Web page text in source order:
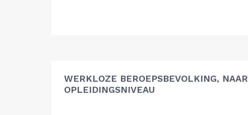
WERKLOZE BEROEPSBEVOLKING, NAAR
OPLEIDINGSNIVEAU